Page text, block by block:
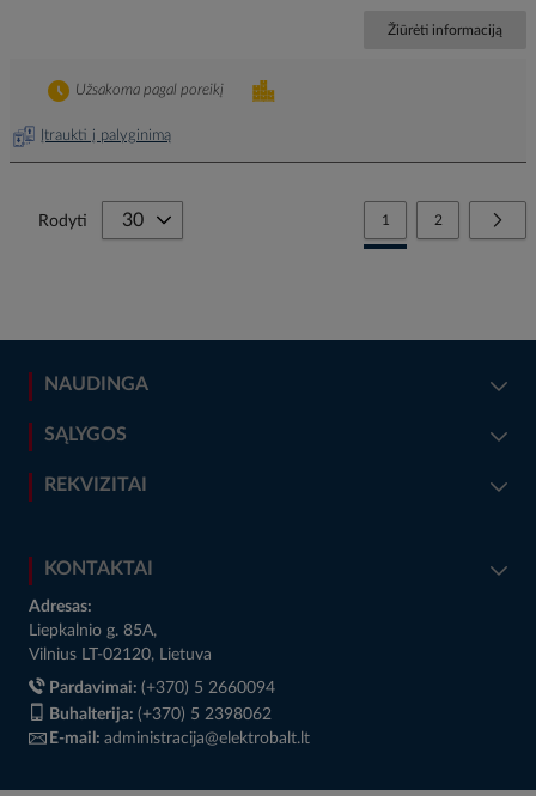
Žiūrėti informaciją
Įtraukti į palyginimą
Užsakoma pagal poreikį
PageYou're currently reading
1 Page
2
Rodyti
NAUDINGA
SĄLYGOS
REKVIZITAI
KONTAKTAI
Adresas:
Liepkalnio g. 85A,
Vilnius LT-02120, Lietuva
Pardavimai: (+370) 5 2660094
Buhalterija: (+370) 5 2398062
E-mail: administracija@elektrobalt.lt